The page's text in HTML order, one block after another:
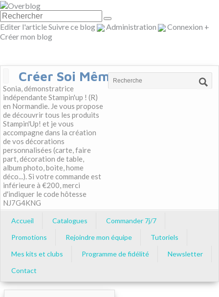
Editer l'articleSuivre ce blog Administration Connexion +
Créer mon blog
Créer Soi Même
Sonia, démonstratrice
indépendante Stampin'up ! (R)
en Normandie. Je vous propose
de découvrir tous les produits
Stampin'Up! et je vous
accompagne dans la création
de vos décorations
personnalisées (carte, faire
part, décoration de table,
album photo, boite, home
déco...). Si votre commande est
inférieure à €200, merci
d'indiquer le code hôtesse
NJ7G4KNG
Accueil Catalogues
Commander 7j/7
Promotions
Rejoindre mon équipe
Tutoriels
Mes kits et clubs
Programme de fidélité
Newsletter
Contact